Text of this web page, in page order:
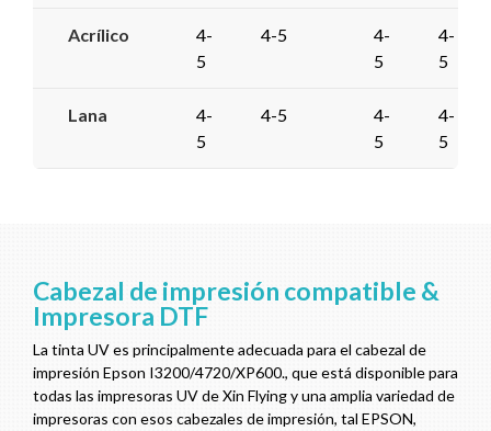
Acrílico
4-
5
4-5
4-
5
4-
5
Lana
4-
5
4-5
4-
5
4-
5
Cabezal de impresión compatible &
Impresora DTF
La tinta UV es principalmente adecuada para el cabezal de
impresión Epson I3200/4720/XP600., que está disponible para
todas las impresoras UV de Xin Flying y una amplia variedad de
impresoras con esos cabezales de impresión, tal EPSON,